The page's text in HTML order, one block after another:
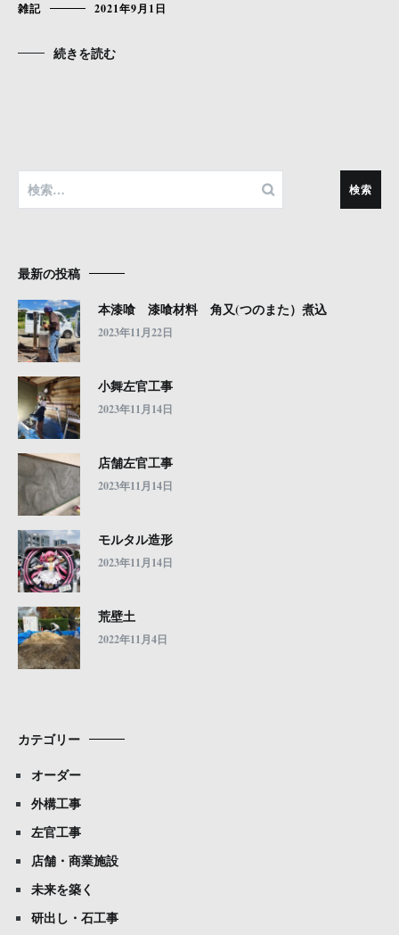
雑記 2021年9月1日
続きを読む
検
索:
最新の投稿
本漆喰 漆喰材料 角又(つのまた）煮込
2023年11月22日
小舞左官工事
2023年11月14日
店舗左官工事
2023年11月14日
モルタル造形
2023年11月14日
荒壁土
2022年11月4日
カテゴリー
オーダー
外構工事
左官工事
店舗・商業施設
未来を築く
研出し・石工事